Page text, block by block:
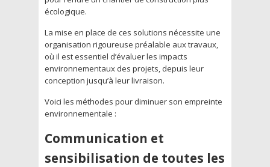
écologique.
La mise en place de ces solutions nécessite une
organisation rigoureuse préalable aux travaux,
où il est essentiel d’évaluer les impacts
environnementaux des projets, depuis leur
conception jusqu’à leur livraison.
Voici les méthodes pour diminuer son empreinte
environnementale :
Communication et
sensibilisation de toutes les